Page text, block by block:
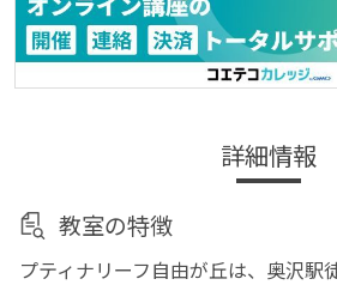
詳細情報
教室の特徴
プティナリーフ自由が丘は、奥沢駅